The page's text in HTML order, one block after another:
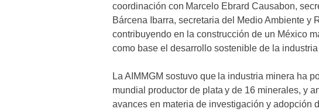
coordinación con Marcelo Ebrard Causabon,
Bárcena Ibarra, secretaria del Medio Ambiente y
contribuyendo en la construcción de un México
como base el desarrollo sostenible de la
La AIMMGM sostuvo que la industria minera ha
mundial productor de plata y de 16 minerales, y
avances en materia de investigación y adopción